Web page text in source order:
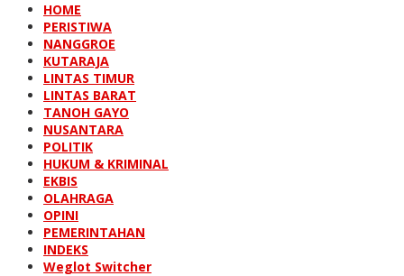
HOME
PERISTIWA
NANGGROE
KUTARAJA
LINTAS TIMUR
LINTAS BARAT
TANOH GAYO
NUSANTARA
POLITIK
HUKUM & KRIMINAL
EKBIS
OLAHRAGA
OPINI
PEMERINTAHAN
INDEKS
Weglot Switcher